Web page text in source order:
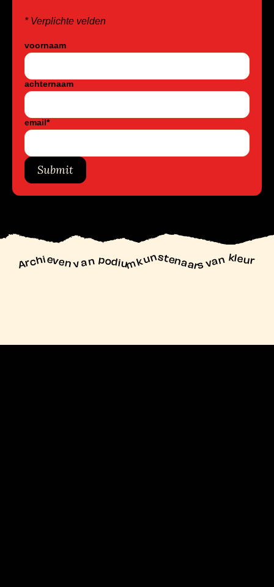
* Verplichte velden
voornaam
achternaam
email*
Submit
Archievenvan podiumkunstenaars van kleur